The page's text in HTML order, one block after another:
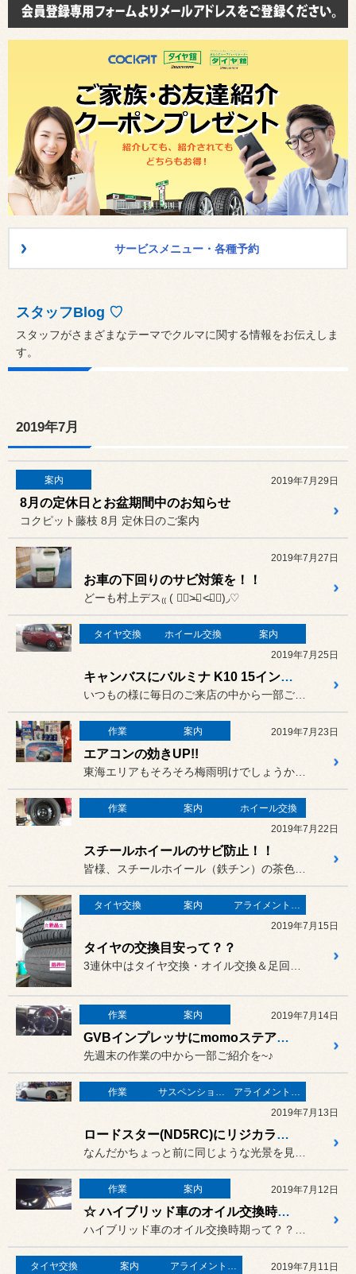
サービスメニュー・各種予約
スタッフBlog ♡
スタッフがさまざまなテーマでクルマに関する情報をお伝えしま
す。
2019年7月
案内 2019年7月29日
8月の定休日とお盆期間中のお知らせ
コクピット藤枝 8月 定休日のご案内
2019年7月27日
お車の下回りのサビ対策を！！
どーも村上デス₍₍ ( ๑॔˃̶◡ ˂̶๑॓)◞♡
タイヤ交換 ホイール交換
案内
2019年7月25日
キャンバスにバルミナ K10 15インチ装着♪
作業 案内 2019年7月23日
エアコンの効きUP!!
作業 案内
ホイール交換
2019年7月22日
スチールホイールのサビ防止！！
タイヤ交換 案内
アライメント調整
2019年7月15日
タイヤの交換目安って？？
作業 案内 2019年7月14日
GVBインプレッサにmomoステアリングお取り付け♪
先週末の作業の中から一部ご紹介を~♪
作業 サスペンション・足回り・車高調
アライメント調整
2019年7月13日
ロードスター(ND5RC)にリジカラ装着・アライメント②
作業 案内 2019年7月12日
☆ ハイブリッド車のオイル交換時期って？？ ☆
タイヤ交換 案内 アライメント調整 2019年7月11日